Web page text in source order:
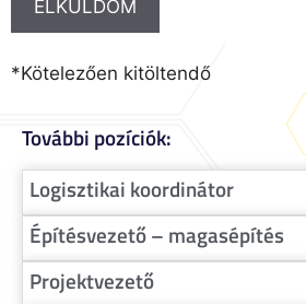
*Kötelezően kitöltendő
További pozíciók:
Logisztikai koordinátor
Építésvezető – magasépítés
Projektvezető